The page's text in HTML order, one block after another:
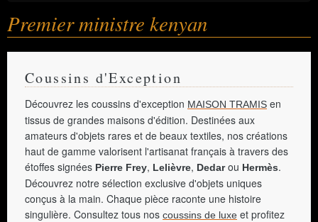
Premier ministre kenyan
Coussins d'Exception
Découvrez les coussins d'exception MAISON TRAMIS en
tissus de grandes maisons d'édition. Destinées aux
amateurs d'objets rares et de beaux textiles, nos créations
haut de gamme valorisent l'artisanat français à travers des
étoffes signées Pierre Frey, Lelièvre, Dedarou Hermès.
Découvrez notre sélection exclusive d'objets uniques
conçus à la main. Chaque pièce raconte une histoire
singulière. Consultez tous nos coussins de luxe et profitez